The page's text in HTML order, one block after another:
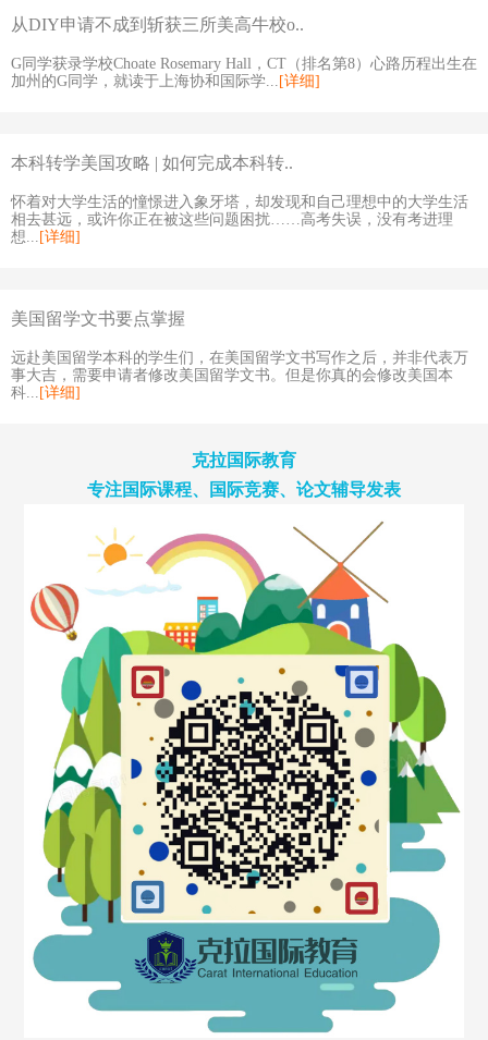
从DIY申请不成到斩获三所美高牛校o..
G同学获录学校Choate Rosemary Hall，CT（排名第8）心路历程出生在
加州的G同学，就读于上海协和国际学... [详细]
本科转学美国攻略 | 如何完成本科转..
怀着对大学生活的憧憬进入象牙塔，却发现和自己理想中的大学生活
相去甚远，或许你正在被这些问题困扰……高考失误，没有考进理
想... [详细]
美国留学文书要点掌握
远赴美国留学本科的学生们，在美国留学文书写作之后，并非代表万
事大吉，需要申请者修改美国留学文书。但是你真的会修改美国本
科... [详细]
克拉国际教育
专注国际课程、国际竞赛、论文辅导发表